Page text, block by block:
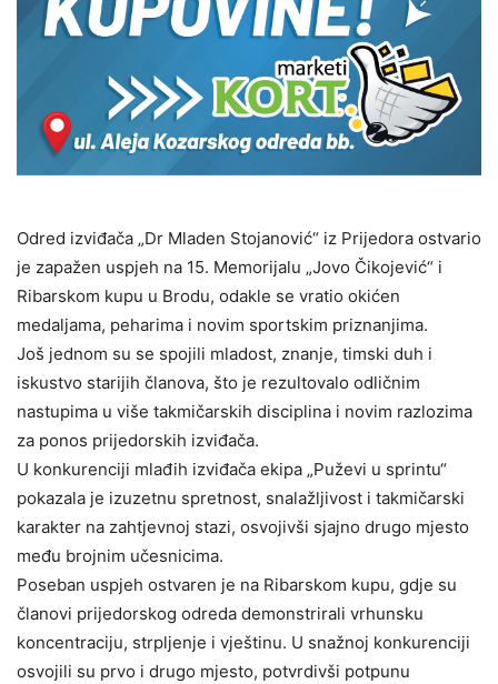
Odred izviđača „Dr Mladen Stojanović“ iz Prijedora ostvario
je zapažen uspjeh na 15. Memorijalu „Jovo Čikojević“ i
Ribarskom kupu u Brodu, odakle se vratio okićen
medaljama, peharima i novim sportskim priznanjima.
Još jednom su se spojili mladost, znanje, timski duh i
iskustvo starijih članova, što je rezultovalo odličnim
nastupima u više takmičarskih disciplina i novim razlozima
za ponos prijedorskih izviđača.
U konkurenciji mlađih izviđača ekipa „Puževi u sprintu“
pokazala je izuzetnu spretnost, snalažljivost i takmičarski
karakter na zahtjevnoj stazi, osvojivši sjajno drugo mjesto
među brojnim učesnicima.
Poseban uspjeh ostvaren je na Ribarskom kupu, gdje su
članovi prijedorskog odreda demonstrirali vrhunsku
koncentraciju, strpljenje i vještinu. U snažnoj konkurenciji
osvojili su prvo i drugo mjesto, potvrdivši potpunu